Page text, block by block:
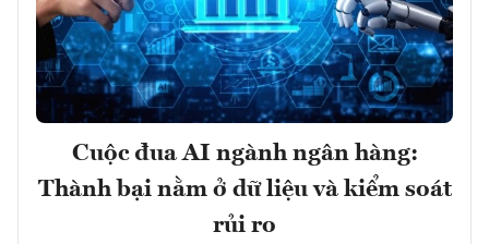
Cuộc đua AI ngành ngân hàng:
Thành bại nằm ở dữ liệu và kiểm soát
rủi ro